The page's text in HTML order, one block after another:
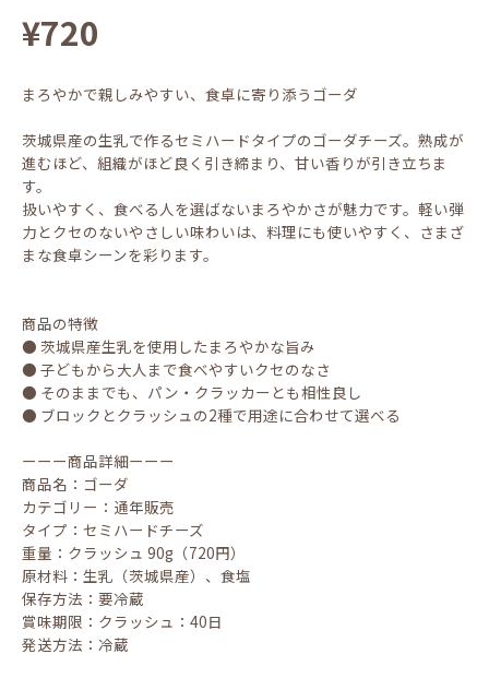
¥720
まろやかで親しみやすい、食卓に寄り添うゴーダ
茨城県産の生乳で作るセミハードタイプのゴーダチーズ。熟成が
進むほど、組織がほど良く引き締まり、甘い香りが引き立ちま
す。
扱いやすく、食べる人を選ばないまろやかさが魅力です。軽い弾
力とクセのないやさしい味わいは、料理にも使いやすく、さまざ
まな食卓シーンを彩ります。
商品の特徴
● 茨城県産生乳を使用したまろやかな旨み
● 子どもから大人まで食べやすいクセのなさ
● そのままでも、パン・クラッカーとも相性良し
● ブロックとクラッシュの2種で用途に合わせて選べる
ーーー商品詳細ーーー
商品名：ゴーダ
カテゴリー：通年販売
タイプ：セミハードチーズ
重量：クラッシュ 90g（720円）
原材料：生乳（茨城県産）、食塩
保存方法：要冷蔵
賞味期限：クラッシュ：40日
発送方法：冷蔵